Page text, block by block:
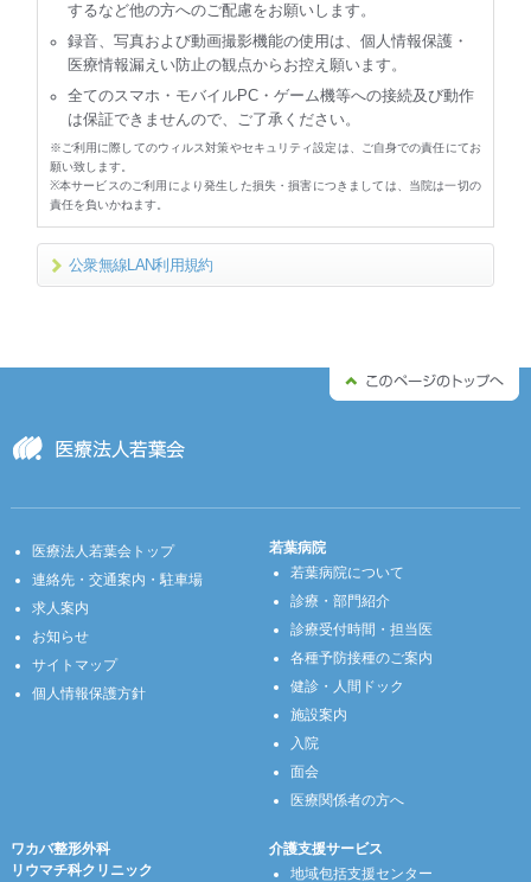
するなど他の方へのご配慮をお願いします。
録音、写真および動画撮影機能の使用は、個人情報保護・
医療情報漏えい防止の観点からお控え願います。
全てのスマホ・モバイルPC・ゲーム機等への接続及び動作
は保証できませんので、ご了承ください。
※ご利用に際してのウィルス対策やセキュリティ設定は、ご自身での責任にてお
願い致します。
※本サービスのご利用により発生した損失・損害につきましては、当院は一切の
責任を負いかねます。
公衆無線LAN利用規約
医療法人若葉会トップ
連絡先・交通案内・駐車場
求人案内
お知らせ
サイトマップ
個人情報保護方針
若葉病院
若葉病院について
診療・部門紹介
診療受付時間・担当医
各種予防接種のご案内
健診・人間ドック
施設案内
入院
面会
医療関係者の方へ
ワカバ整形外科
リウマチ科クリニック
介護支援サービス
地域包括支援センター